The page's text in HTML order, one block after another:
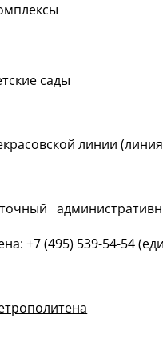
сады
линии
+7 (495) 539-54-54